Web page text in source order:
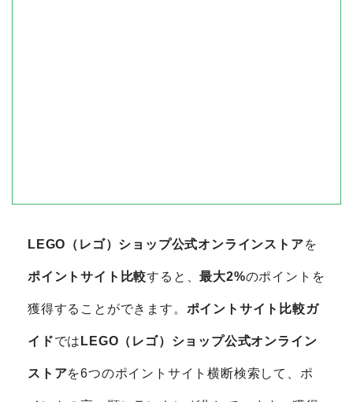
LEGO（レゴ）ショップ公式オンラインストアを
ポイントサイト比較すると、最大2%のポイントを
獲得することができます。 ポイントサイト比較ガ
イドでは LEGO（レゴ）ショップ公式オンライン
ストアを6つのポイントサイト横断検索して、ポ